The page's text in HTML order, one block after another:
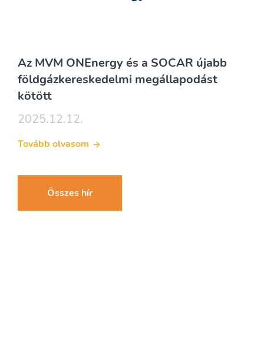
Az MVM ONEnergy és a SOCAR újabb
földgázkereskedelmi megállapodást
kötött
2025.12.12.
Tovább olvasom
Összes hír